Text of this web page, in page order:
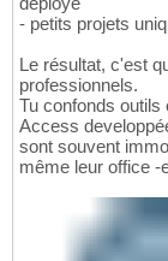
- petits projets
Le résultat, c'est
professionnels.
Tu confonds
Access
sont souvent
même leur office -